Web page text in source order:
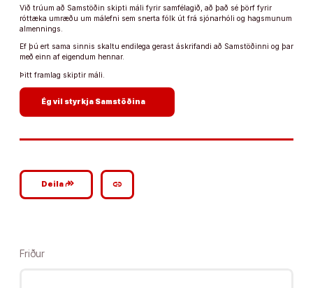
Við trúum að Samstöðin skipti máli fyrir samfélagið, að það sé þörf fyrir
róttæka umræðu um málefni sem snerta fólk út frá sjónarhóli og hagsmunum
almennings.
Ef þú ert sama sinnis skaltu endilega gerast áskrifandi að Samstöðinni og þar
með einn af eigendum hennar.
Þitt framlag skiptir máli.
Ég vil styrkja Samstöðina
Deilagoogle_plus_reshare link
Friður